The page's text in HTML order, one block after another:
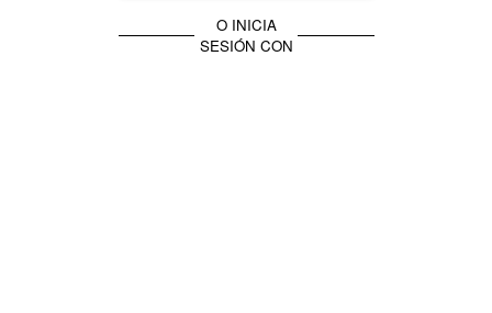
O INICIA
SESIÓN CON